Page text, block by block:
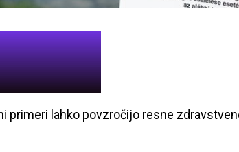
primeri lahko povzročijo resne